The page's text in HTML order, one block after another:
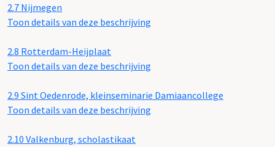
2.7 Nijmegen
Toon details van deze beschrijving
2.8 Rotterdam-Heijplaat
Toon details van deze beschrijving
2.9 Sint Oedenrode, kleinseminarie Damiaancollege
Toon details van deze beschrijving
2.10 Valkenburg, scholastikaat